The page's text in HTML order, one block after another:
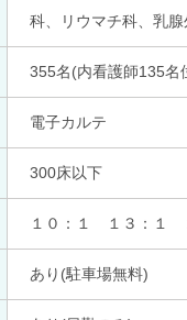
科、リウマチ科、乳
355名(内看護師135名
電子カルテ
300床以下
１０：１ １３：１
あり(駐車場無料)